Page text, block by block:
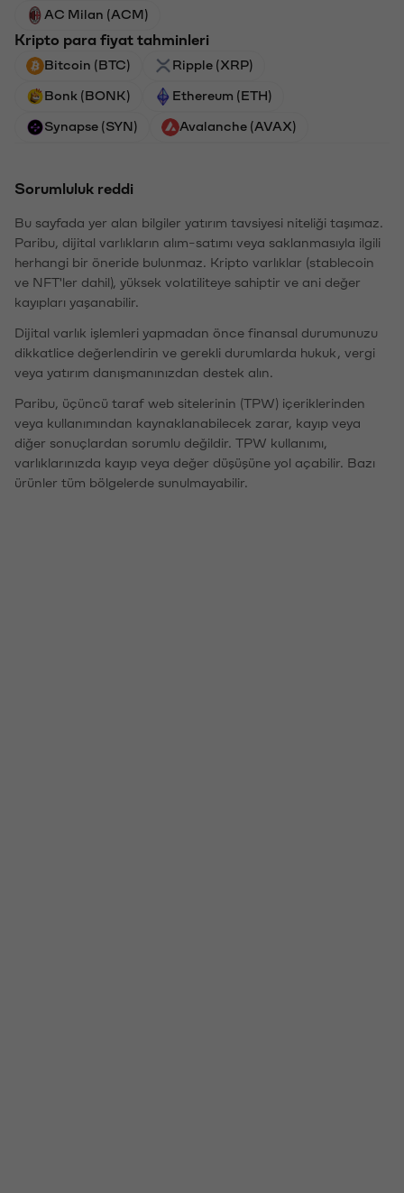
AC Milan (ACM)
Kripto para fiyat tahminleri
Bitcoin (BTC) Ripple (XRP)
Bonk (BONK) Ethereum (ETH)
Synapse (SYN) Avalanche (AVAX)
Sorumluluk reddi
Bu sayfada yer alan bilgiler yatırım tavsiyesi niteliği taşımaz.
Paribu, dijital varlıkların alım-satımı veya saklanmasıyla ilgili
herhangi bir öneride bulunmaz. Kripto varlıklar (stablecoin
ve NFT'ler dahil), yüksek volatiliteye sahiptir ve ani değer
kayıpları yaşanabilir.
Dijital varlık işlemleri yapmadan önce finansal durumunuzu
dikkatlice değerlendirin ve gerekli durumlarda hukuk, vergi
veya yatırım danışmanınızdan destek alın.
Paribu, üçüncü taraf web sitelerinin (TPW) içeriklerinden
veya kullanımından kaynaklanabilecek zarar, kayıp veya
diğer sonuçlardan sorumlu değildir. TPW kullanımı,
varlıklarınızda kayıp veya değer düşüşüne yol açabilir. Bazı
ürünler tüm bölgelerde sunulmayabilir.